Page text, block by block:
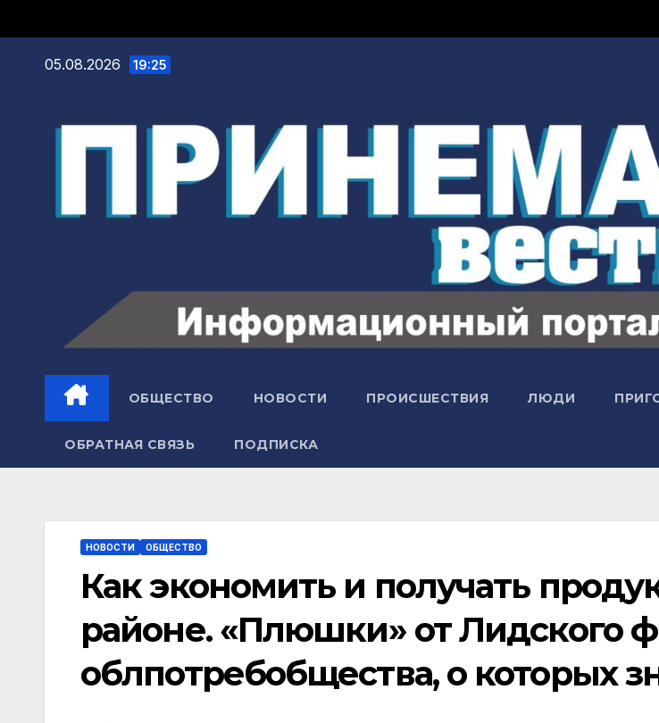
05.08.2026 19:25
ОБЩЕСТВО НОВОСТИ ПРОИСШЕСТВИЯ ЛЮДИ
ОБРАТНАЯ СВЯЗЬ ПОДПИСКА
НОВОСТИ ОБЩЕСТВО
Как экономить и получать
районе. «Плюшки» от Лидского
облпотребобщества, о которых